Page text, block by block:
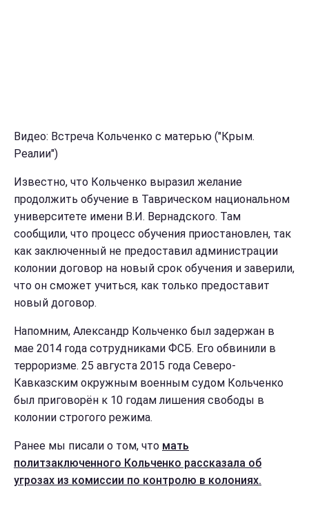
Видео: Встреча Кольченко с матерью ("Крым.
Реалии")
Известно, что Кольченко выразил желание
продолжить обучение в Таврическом национальном
университете имени В.И. Вернадского. Там
сообщили, что процесс обучения приостановлен, так
как заключенный не предоставил администрации
колонии договор на новый срок обучения и заверили,
что он сможет учиться, как только предоставит
новый договор.
Напомним, Александр Кольченко был задержан в
мае 2014 года сотрудниками ФСБ. Его обвинили в
терроризме. 25 августа 2015 года Северо-
Кавказским окружным военным судом Кольченко
был приговорён к 10 годам лишения свободы в
колонии строгого режима.
Ранее мы писали о том, что мать
политзаключенного Кольченко рассказала об
угрозах из комиссии по контролю в колониях.